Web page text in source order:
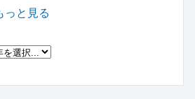
っと見る